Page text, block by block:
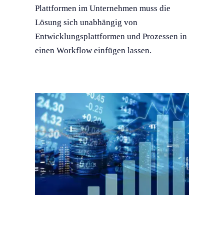
Plattformen im Unternehmen muss die
Lösung sich unabhängig von
Entwicklungsplattformen und Prozessen in
einen Workflow einfügen lassen.